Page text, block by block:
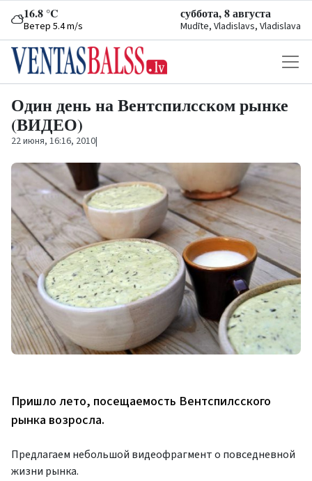
16.8 °C
Ветер 5.4 m/s
суббота, 8 августа
Mudīte, Vladislavs, Vladislava
Один день на Вентспилсском рынке
(ВИДЕО)
22 июня, 16:16, 2010|
Пришло лето, посещаемость Вентспилсского
рынка возросла.
Предлагаем небольшой видеофрагмент о повседневной
жизни рынка.